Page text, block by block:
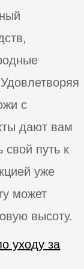
с
дают вам
свой путь к
уже
может
высоту.
уходу за